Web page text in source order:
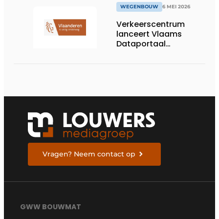
WEGENBOUW 6 MEI 2026
Verkeerscentrum
lanceert Vlaams
Dataportaal
Vragen? Neem contact op
GWW BOUWMAT